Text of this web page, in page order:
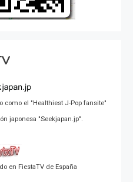
como el "Healthiest J-Pop fansite"
japonesa "Seekjapan.jp".
en FiestaTV de España